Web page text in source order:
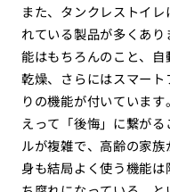
また、タンクレストイ
れている製品が多くあ
能はもちろんのこと、
乾燥、さらにはスマー
りの機能が付いていま
えって「後悔」に繋が
ルが複雑で、高齢の家
身も結局よく使う機能